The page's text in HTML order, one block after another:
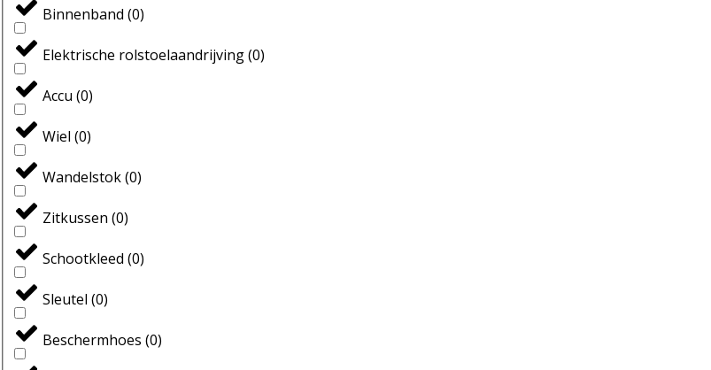
Binnenband (0)
Elektrische rolstoelaandrijving(0)
Accu (0)
Wiel (0)
Wandelstok(0)
Zitkussen (0)
Schootkleed (0)
Sleutel (0)
Beschermhoes (0)